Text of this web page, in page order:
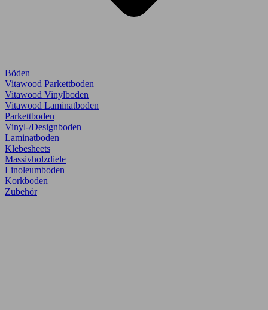
Böden
Vitawood Parkettboden
Vitawood Vinylboden
Vitawood Laminatboden
Parkettboden
Vinyl-/Designboden
Laminatboden
Klebesheets
Massivholzdiele
Linoleumboden
Korkboden
Zubehör